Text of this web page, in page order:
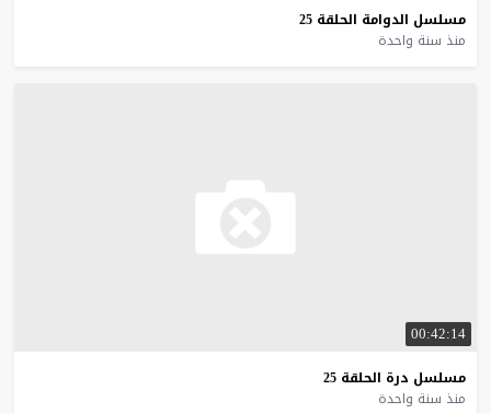
مسلسل الدوامة الحلقة 25
منذ سنة واحدة
00:42:14
مسلسل درة الحلقة 25
منذ سنة واحدة